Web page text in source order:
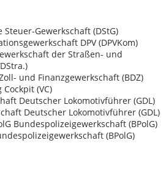
Steuer-Gewerkschaft (DStG)
DPV (DPVKom)
der Straßen- und
und Finanzgewerkschaft (BDZ)
(VC)
Deutscher Lokomotivführer (GDL)
Deutscher Lokomotivführer (GDL)
Bundespolizeigewerkschaft (BPolG)
(BPolG)